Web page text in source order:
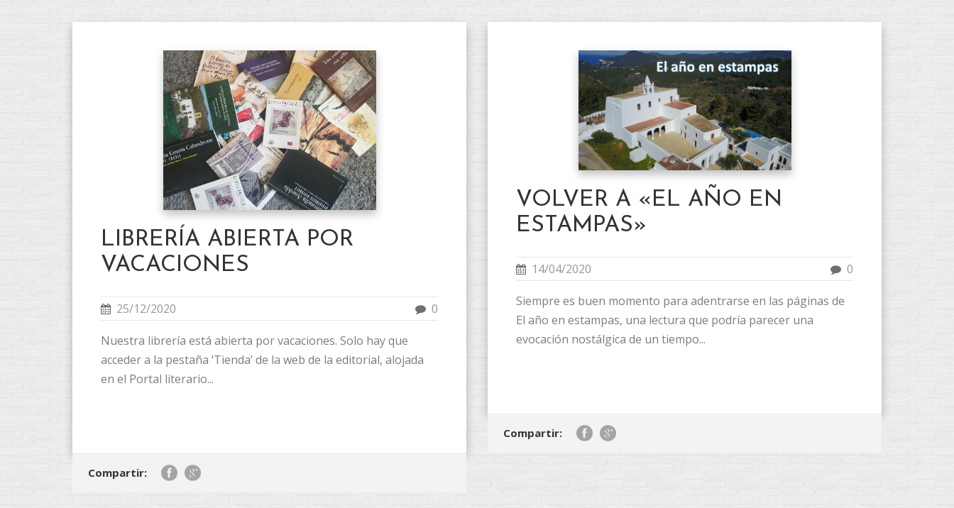
LIBRERÍA ABIERTA POR
VACACIONES
25/12/2020 0
Nuestra librería está abierta por vacaciones. Solo hay que
acceder a la pestaña ‘Tienda’ de la web de la editorial, alojada
en el Portal literario...
Compartir:
VOLVER A «EL AÑO EN
ESTAMPAS»
14/04/2020 0
Siempre es buen momento para adentrarse en las páginas de
El año en estampas, una lectura que podría parecer una
evocación nostálgica de un tiempo...
Compartir: